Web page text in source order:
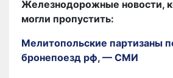
Железнодорожные новости,
могли пропустить:
Мелитопольские партизаны
бронепоезд рф, — СМИ